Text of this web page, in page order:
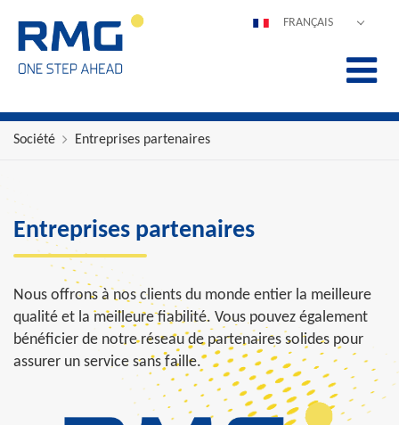
FRANÇAIS
Société Entreprises partenaires
Entreprises partenaires
Nous offrons à nos clients du monde entier la meilleure
qualité et la meilleure fiabilité. Vous pouvez également
bénéficier de notre réseau de partenaires solides pour
assurer un service sans faille.